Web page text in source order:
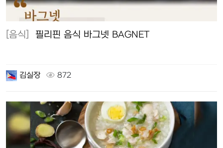
[음식] 필리핀 음식 바그넷 BAGNET
김실장 872